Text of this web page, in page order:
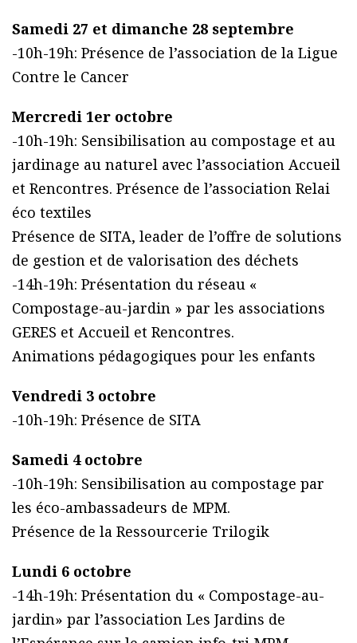
Samedi 27 et dimanche 28 septembre
-10h-19h: Présence de l’association de la Ligue
Contre le Cancer
Mercredi 1er octobre
-10h-19h: Sensibilisation au compostage et au
jardinage au naturel avec l’association Accueil
et Rencontres. Présence de l’association Relai
éco textiles
Présence de SITA, leader de l’offre de solutions
de gestion et de valorisation des déchets
-14h-19h: Présentation du réseau «
Compostage-au-jardin » par les associations
GERES et Accueil et Rencontres.
Animations pédagogiques pour les enfants
Vendredi 3 octobre
-10h-19h: Présence de SITA
Samedi 4 octobre
-10h-19h: Sensibilisation au compostage par
les éco-ambassadeurs de MPM.
Présence de la Ressourcerie Trilogik
Lundi 6 octobre
-14h-19h: Présentation du « Compostage-au-
jardin» par l’association Les Jardins de